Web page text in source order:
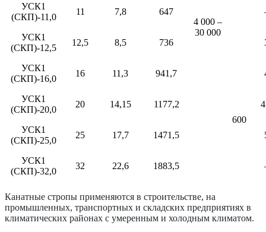
4 000 –
30 000
УСК1
(СКП)-11,0
11 7,8 647
УСК1
(СКП)-12,5
12,5 8,5 736
УСК1
(СКП)-16,0
16 11,3 941,7
600
УСК1
(СКП)-20,0
20 14,15 1177,2
УСК1
(СКП)-25,0
25 17,7 1471,5
УСК1
(СКП)-32,0
32 22,6 1883,5
Канатные стропы применяются в строительстве, на
промышленных, транспортных и складских предприятиях в
климатических районах с умеренным и холодным климатом.